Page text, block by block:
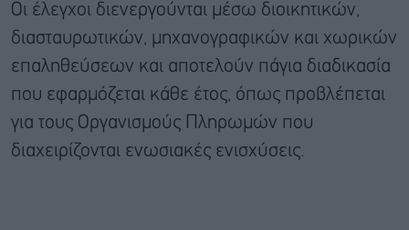
Οι έλεγχοι διενεργούνται μέσω διοικητικών,
διασταυρωτικών, μηχανογραφικών και χωρικών
επαληθεύσεων και αποτελούν πάγια διαδικασία
που εφαρμόζεται κάθε έτος, όπως προβλέπεται
για τους Οργανισμούς Πληρωμών που
διαχειρίζονται ενωσιακές ενισχύσεις.